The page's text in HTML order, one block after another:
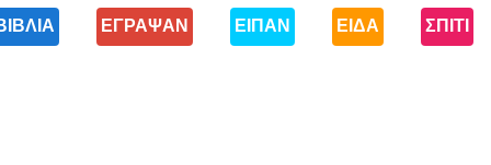
ΕΓΡΑΨΑΝ ΕΙΠΑΝ ΕΙΔΑ ΣΠΙΤΙ